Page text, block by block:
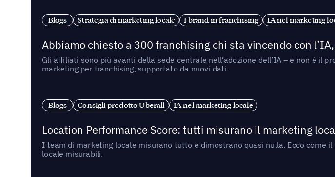
Blogs Strategia di marketing locale I brand in franchising IA nel marketing
Abbiamo chiesto a 300 franchising chi sta vincendo con
Gli affiliati sono più avanti della sede centrale nell’adozione dell’IA – e non è il
marketing per franchising, supportato da nuovi dati.
Blogs Consigli prodotto Uberall IA nel marketing locale
Location Performance Score: tutti misurano il marketing
I team di marketing locale misurano tutto e dimostrano quasi nulla. Ecco come
locale misurabili.